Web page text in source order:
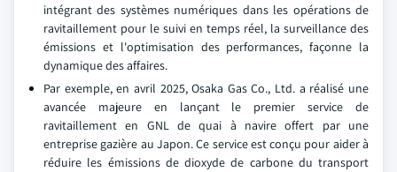
intégrant des systèmes numériques dans les opérations de
ravitaillement pour le suivi en temps réel, la surveillance des
émissions et l'optimisation des performances, façonne la
dynamique des affaires.
Par exemple, en avril 2025, Osaka Gas Co., Ltd. a réalisé une
avancée majeure en lançant le premier service de
ravitaillement en GNL de quai à navire offert par une
entreprise gazière au Japon. Ce service est conçu pour aider à
réduire les émissions de dioxyde de carbone du transport